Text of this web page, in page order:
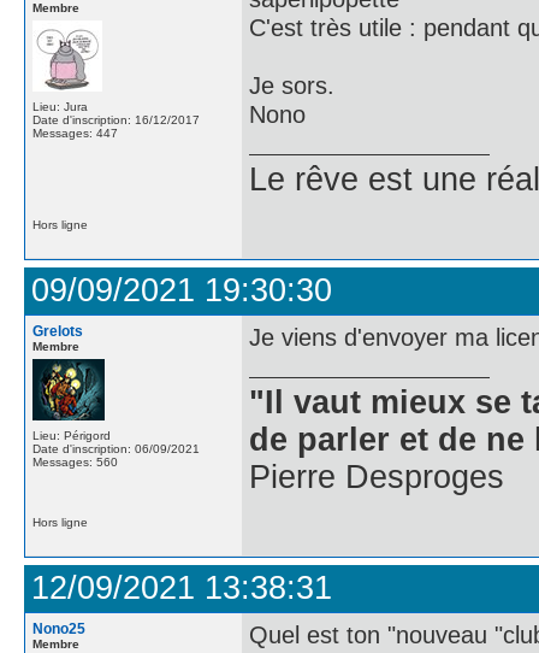
Membre
Lieu: Jura
Date d'inscription: 16/12/2017
Messages: 447
C'est très utile : pendant
Je sors.
Nono
Le rêve est une
Hors ligne
09/09/2021 19:30:30
Grelots
Membre
Lieu: Périgord
Date d'inscription: 06/09/2021
Messages: 560
Je viens d'envoyer ma
"Il vaut mieux se
de parler et de
Pierre Desproges
Hors ligne
12/09/2021 13:38:31
Nono25
Membre Quel est ton "nouveau